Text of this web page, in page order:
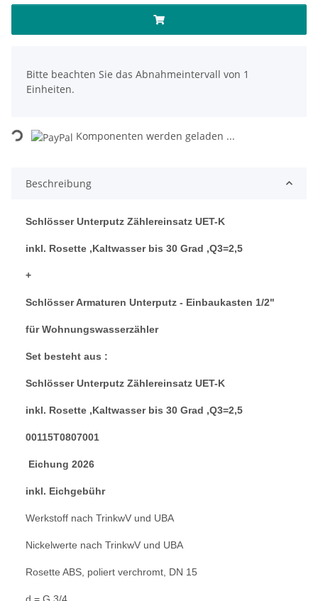
Bitte beachten Sie das Abnahmeintervall von 1
Einheiten.
Loading... Komponenten werden geladen ...
Beschreibung
Schlösser Unterputz Zählereinsatz UET-K
inkl. Rosette ,Kaltwasser bis 30 Grad ,Q3=2,5
+
Schlösser Armaturen Unterputz - Einbaukasten 1/2"
für Wohnungswasserzähler
Set besteht aus :
Schlösser Unterputz Zählereinsatz UET-K
inkl. Rosette ,Kaltwasser bis 30 Grad ,Q3=2,5
00115T0807001
Eichung 2026
inkl. Eichgebühr
Werkstoff nach TrinkwV und UBA
Nickelwerte nach TrinkwV und UBA
Rosette ABS, poliert verchromt, DN 15
d = G 3/4